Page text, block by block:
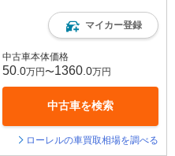
マイカー登録
中古車本体価格
50 .0万円〜1360 .0万円
中古車を検索
ローレルの車買取相場を調べる